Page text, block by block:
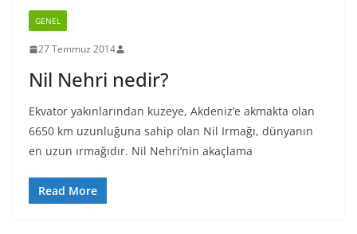
GENEL
27 Temmuz 2014
Nil Nehri nedir?
Ekvator yakınlarından kuzeye, Akdeniz’e akmakta olan
6650 km uzunluğuna sahip olan Nil Irmağı, dünyanın
en uzun ırmağıdır. Nil Nehri’nin akaçlama
Read More